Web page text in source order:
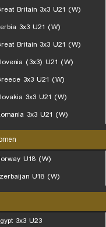
Britain 3x3 U21 (W)
3x3 U21 (W)
Britain 3x3 U21 (W)
(3x3) U21 (W)
3x3 U21 (W)
3x3 U21 (W)
3x3 U21 (W)
U18 (W)
U18 (W)
3x3 U23